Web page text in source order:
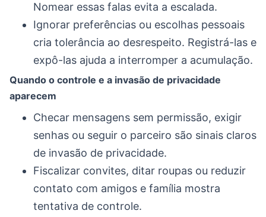
Nomear essas falas evita a escalada.
Ignorar preferências ou escolhas pessoais
cria tolerância ao desrespeito. Registrá-las e
expô-las ajuda a interromper a acumulação.
Quando o controle e a invasão de privacidade
aparecem
Checar mensagens sem permissão, exigir
senhas ou seguir o parceiro são sinais claros
de invasão de privacidade.
Fiscalizar convites, ditar roupas ou reduzir
contato com amigos e família mostra
tentativa de controle.